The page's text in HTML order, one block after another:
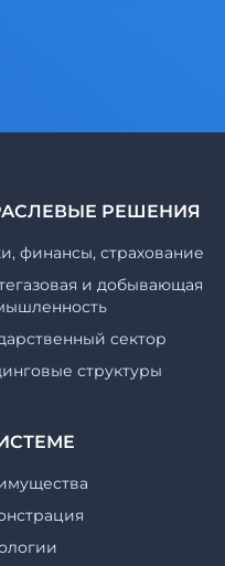
РЕШЕНИЯ
финансы, страхование
и добывающая
сектор
структуры